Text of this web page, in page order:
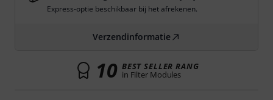
Express-optie beschikbaar bij het afrekenen.
Verzendinformatie
10 BEST SELLER RANG
in Filter Modules